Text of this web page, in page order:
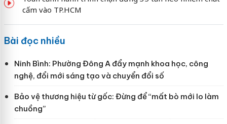
cấm vào TP.HCM
Bài đọc nhiều
Ninh Bình: Phường Đông A đẩy mạnh khoa học, công
nghệ, đổi mới sáng tạo và chuyển đổi số
Bảo vệ thương hiệu từ gốc: Đừng để “mất bò mới lo làm
chuồng”